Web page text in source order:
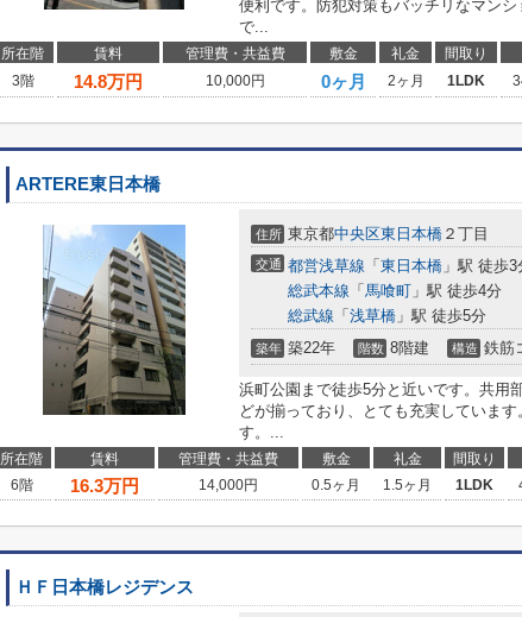
便利です。防犯対策もバッチリなマン
で...
所在階 賃料 管理費・共益費 敷金 礼金 間取り
3階
14.8万円 10,000円 0ヶ月 2ヶ月 1LDK
ARTERE東日本橋
住所 東京都中央区東日本橋 ２丁目
交通 都営浅草線 「 東日本橋 」駅 徒歩3
総武本線 「 馬喰町 」駅 徒歩4分
総武線 「 浅草橋 」駅 徒歩5分
築年 築22年 階数 8階建 構造 鉄筋
浜町公園まで徒歩5分と近いです。共用
どが揃っており、とても充実していま
す。...
所在階 賃料 管理費・共益費 敷金 礼金 間取り
6階
16.3万円 14,000円 0.5ヶ月 1.5ヶ月 1LDK
ＨＦ日本橋レジデンス